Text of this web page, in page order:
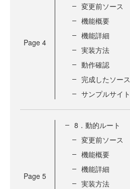
Page 4
変更前ソース
機能概要
機能詳細
実装方法
動作確認
完成したソース
サンプルサイト
Page 5
8．動的ルート
変更前ソース
機能概要
機能詳細
実装方法